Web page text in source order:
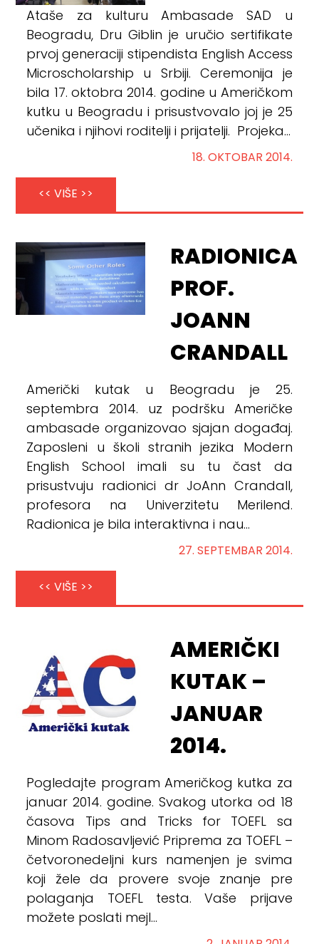
Ataše za kulturu Ambasade SAD u
Beogradu, Dru Giblin je uručio sertifikate
prvoj generaciji stipendista English Access
Microscholarship u Srbiji. Ceremonija je
bila 17. oktobra 2014. godine u Američkom
kutku u Beogradu i prisustvovalo joj je 25
učenika i njihovi roditelji i prijatelji. Projeka...
18. OKTOBAR 2014.
<< VIŠE >>
RADIONICA
PROF.
JOANN
CRANDALL
Američki kutak u Beogradu je 25.
septembra 2014. uz podršku Američke
ambasade organizovao sjajan događaj.
Zaposleni u školi stranih jezika Modern
English School imali su tu čast da
prisustvuju radionici dr JoAnn Crandall,
profesora na Univerzitetu Merilend.
Radionica je bila interaktivna i nau...
27. SEPTEMBAR 2014.
<< VIŠE >>
AMERIČKI
KUTAK –
JANUAR
2014.
Pogledajte program Američkog kutka za
januar 2014. godine. Svakog utorka od 18
časova Tips and Tricks for TOEFL sa
Minom Radosavljević Priprema za TOEFL –
četvoronedeljni kurs namenjen je svima
koji žele da provere svoje znanje pre
polaganja TOEFL testa. Vaše prijave
možete poslati mejl...